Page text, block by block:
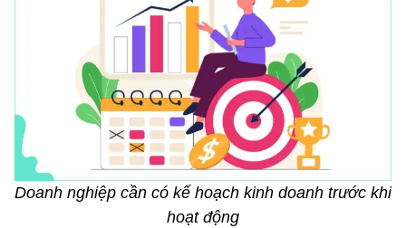
Doanh nghiệp cần có kế hoạch kinh doanh trước khi
hoạt động